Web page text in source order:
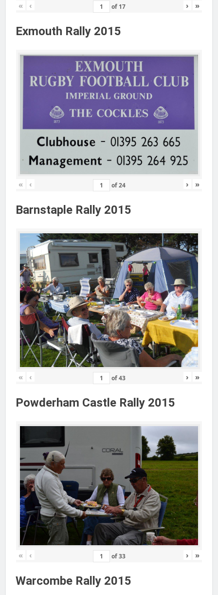
« ‹ of 17 › »
Exmouth Rally 2015
« ‹ of24 › »
Barnstaple Rally 2015
« ‹ of43 › »
Powderham Castle Rally 2015
« ‹ of33 › »
Warcombe Rally 2015